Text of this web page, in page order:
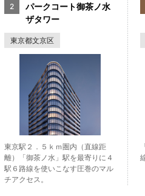
パークコート御茶ノ水
ザタワー
東京都文京区
東京駅２．５ｋｍ圏内（直線距
離）「御茶ノ水」駅を最寄りに４
駅６路線を使いこなす圧巻のマル
チアクセス。